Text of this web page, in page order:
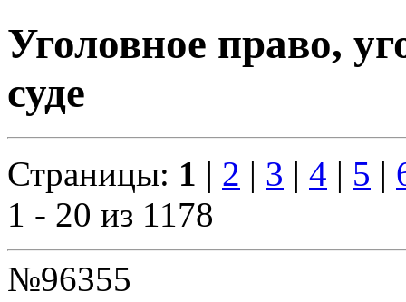
Уголовное право,
суде
Страницы: 1 | 2 | 3 | 4 | 5 |
1 - 20 из 1178
№96355